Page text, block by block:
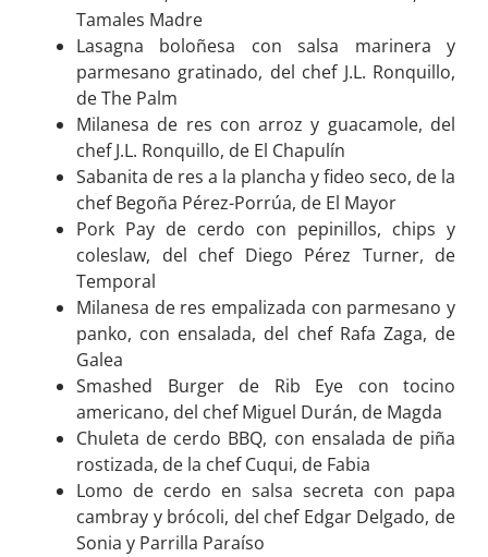
Tamales Madre
Lasagna boloñesa con salsa marinera y
parmesano gratinado, del chef J.L. Ronquillo,
de The Palm
Milanesa de res con arroz y guacamole, del
chef J.L. Ronquillo, de El Chapulín
Sabanita de res a la plancha y fideo seco, de la
chef Begoña Pérez-Porrúa, de El Mayor
Pork Pay de cerdo con pepinillos, chips y
coleslaw, del chef Diego Pérez Turner, de
Temporal
Milanesa de res empalizada con parmesano y
panko, con ensalada, del chef Rafa Zaga, de
Galea
Smashed Burger de Rib Eye con tocino
americano, del chef Miguel Durán, de Magda
Chuleta de cerdo BBQ, con ensalada de piña
rostizada, de la chef Cuqui, de Fabia
Lomo de cerdo en salsa secreta con papa
cambray y brócoli, del chef Edgar Delgado, de
Sonia y Parrilla Paraíso